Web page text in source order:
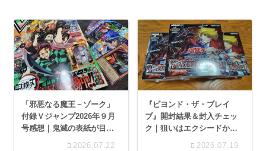
「邪悪なる魔王－ゾーク」
付録Ｖジャンプ2026年９月
号感想｜鬼滅の表紙が目
2026.07.22
『ビヨンド・ザ・ブレイ
ブ』開封結果＆封入チェッ
ク｜狙いはエクシードかゴ
エモンのフルオーバーだぜ
2026.07.19